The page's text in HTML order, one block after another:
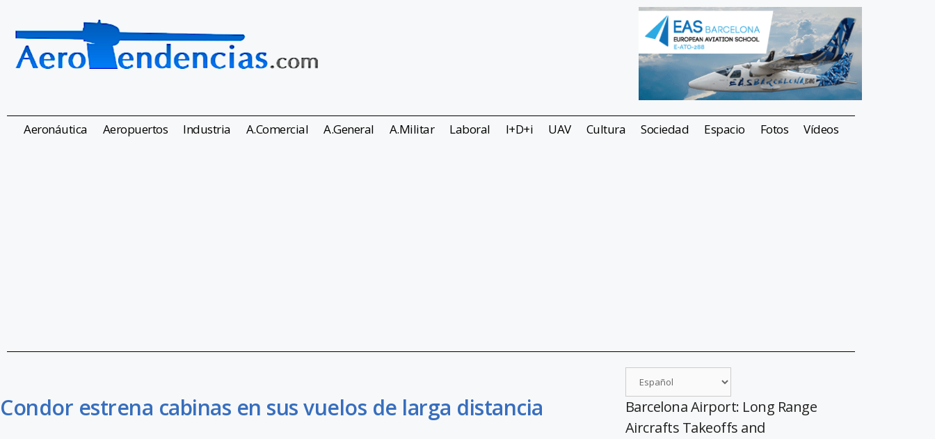
Aeronáutica Aeropuertos Industria A.Comercial A.General A.Militar Laboral I+D+i UAV Cultura Sociedad Espacio Fotos Vídeos
Condor estrena cabinas en sus vuelos de larga distancia
Barcelona Airport: Long Range
Aircrafts Takeoffs and